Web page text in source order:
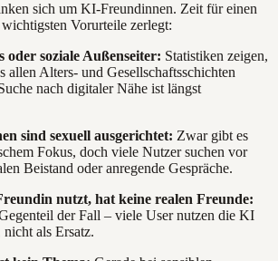
sich um KI-Freundinnen. Zeit für einen
Vorurteile zerlegt:
soziale Außenseiter: Statistiken zeigen,
allen Alters- und Gesellschaftsschichten
nach digitaler Nähe ist längst
sind sexuell ausgerichtet: Zwar gibt es
Fokus, doch viele Nutzer suchen vor
Beistand oder anregende Gespräche.
nutzt, hat keine realen Freunde:
der Fall – viele User nutzen die KI
als Ersatz.